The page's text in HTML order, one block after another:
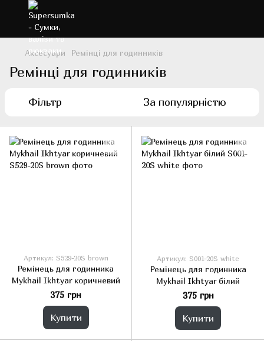
Аксесуари Ремінці для годинників
Ремінці для годинників
Фільтр За популярністю
Артикул: S529-20S brown
Ремінець для годинника
Mykhail Ikhtyar коричневий
375 грн
Купити
Артикул: S001-20S white
Ремінець для годинника
Mykhail Ikhtyar білий
375 грн
Купити